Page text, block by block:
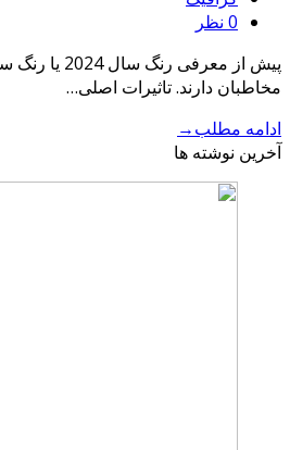
0 نظر
مخاطبان دارند. تاثیرات اصلی…
ادامه مطلب→
آخرین نوشته ها